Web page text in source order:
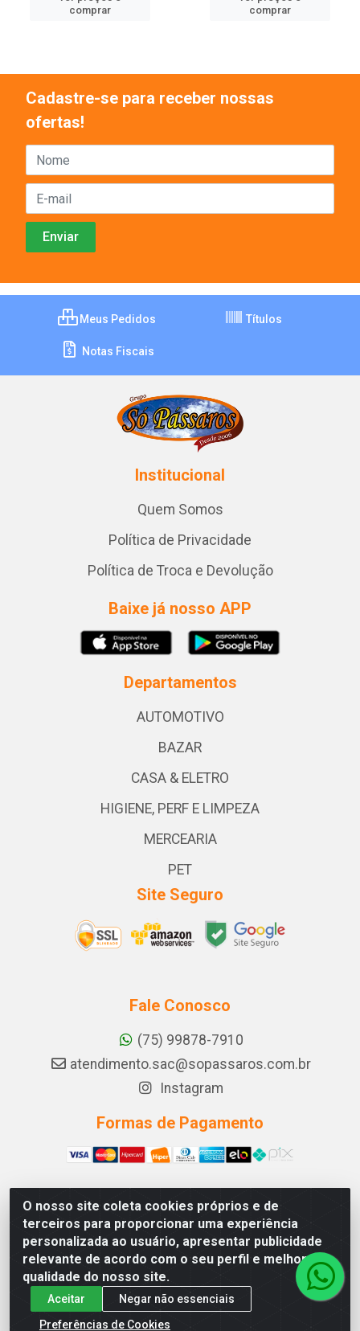
comprar
comprar
O nosso site coleta cookies próprios e de
terceiros para proporcionar uma experiência
personalizada ao usuário, apresentar publicidade
relevante de acordo com o seu perfil e melhorar a
qualidade do nosso site.
Aceitar
Negar não essenciais
Preferências de Cookies
Cadastre-se para receber nossas
ofertas!
Meus Pedidos Títulos
Notas Fiscais
Institucional
Quem Somos
Política de Privacidade
Política de Troca e Devolução
Baixe já nosso APP
Departamentos
AUTOMOTIVO
BAZAR
CASA & ELETRO
HIGIENE, PERF E LIMPEZA
MERCEARIA
PET
Site Seguro
Fale Conosco
(75) 99878-7910
atendimento.sac@sopassaros.com.br
Instagram
Formas de Pagamento
A PINA DOS SANTOS DELEZZOTTE LTDA - RODOVIA BA
233, 27 - ZONA RURAL, ITABERABA/BA - CEP 46.880-
000 - CNPJ 30.578.948/0001-90